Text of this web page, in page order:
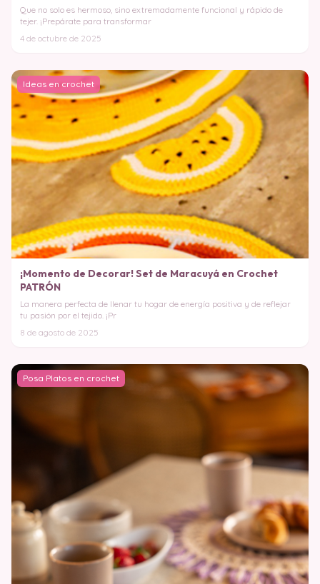
Que no solo es hermoso, sino extremadamente funcional y rápido de
tejer. ¡Prepárate para transformar
4 de octubre de 2025
Ideas en crochet
¡Momento de Decorar! Set de Maracuyá en Crochet
PATRÓN
La manera perfecta de llenar tu hogar de energía positiva y de reflejar
tu pasión por el tejido. ¡Pr
8 de agosto de 2025
Posa Platos en crochet